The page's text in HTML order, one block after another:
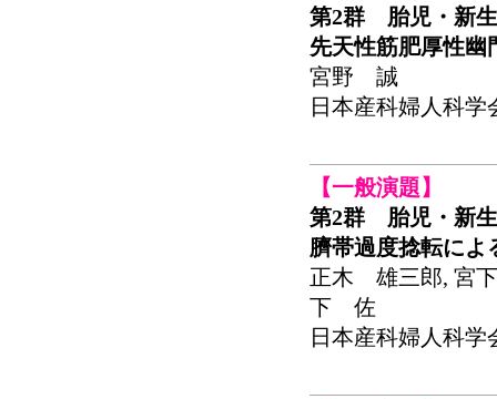
第2群 胎児・新
先天性筋肥厚性幽
宮野 誠
日本産科婦人科学
【一般演題】
第2群 胎児・新
臍帯過度捻転によ
正木 雄三郎, 宮
下 佐
日本産科婦人科学